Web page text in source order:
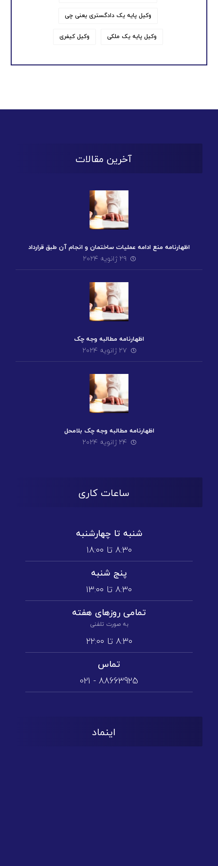
وکیل پایه یک دادگستری یعنی چی
وکیل پایه یک ملکی وکیل کیفری
آخرین مقالات
اظهارنامه منع ادامه عملیات ساختمان و انجام آن طبق قرارداد
۲۹ ژانویه ۲۰۲۴
اظهارنامه مطالبه وجه چک
۲۷ ژانویه ۲۰۲۴
اظهارنامه مطالبه وجه چک بلامحل
۲۴ ژانویه ۲۰۲۴
ساعات کاری
شنبه تا چهارشنبه
۸:۳۰ تا ۱۸:۰۰
پنج شنبه
۸:۳۰ تا ۱3:۰۰
تمامی روز‌های هفته
به صورت تلفنی
۸:۳۰ تا ۲۲:۰۰
تماس
88663925 - 021
اینماد